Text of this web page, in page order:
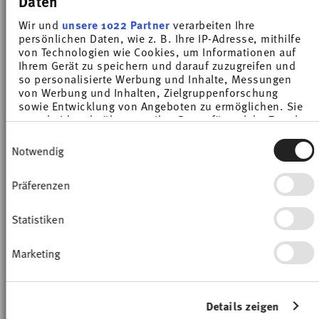
Wir und unsere 1022 Partnerverarbeiten Ihre
persönlichen Daten, wie z. B. Ihre IP-Adresse, mithilfe
von Technologien wie Cookies, um Informationen auf
Ihrem Gerät zu speichern und darauf zuzugreifen und
so personalisierte Werbung und Inhalte, Messungen
von Werbung und Inhalten, Zielgruppenforschung
sowie Entwicklung von Angeboten zu ermöglichen. Sie
entscheiden darüber, wer Ihre Daten für welche Zwecke
Cookie-Erklärung oder durch Klicken auf das Privacy
Trigger Symbol ändern oder widerrufen
Wenn Sie es erlauben, würden wir auch gerne:
erfassen, welche bis auf einige Meter genau sein
bestimmten Merkmalen (Fingerprinting)
Erfahren Sie mehr darüber, wie Ihre persönlichen Daten
verarbeitet werden, und legen Sie Ihre Präferenzen im
Notwendig
Präferenzen
Statistiken
Marketing
Details zeigen
30-day best price: 30-day best price: £10.75